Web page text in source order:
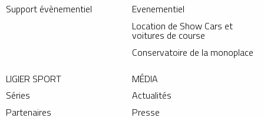
Support évènementiel
Evenementiel
Location de Show Cars et
voitures de course
Conservatoire de la monoplace
LIGIER SPORT
Séries
Partenaires
MÉDIA
Actualités
Presse